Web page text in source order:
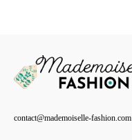
contact@mademoiselle-fashion.com